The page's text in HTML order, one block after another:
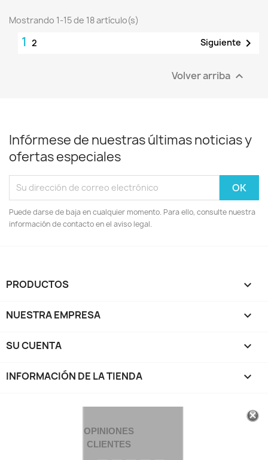
Mostrando 1-15 de 18 artículo(s)
1 2 Siguiente 
Volver arriba 
Infórmese de nuestras últimas noticias y
ofertas especiales
Puede darse de baja en cualquier momento. Para ello, consulte nuestra
información de contacto en el aviso legal.
PRODUCTOS 
NUESTRA EMPRESA 
SU CUENTA 
INFORMACIÓN DE LA TIENDA keyboard_arrow_down
OPINIONES
CLIENTES